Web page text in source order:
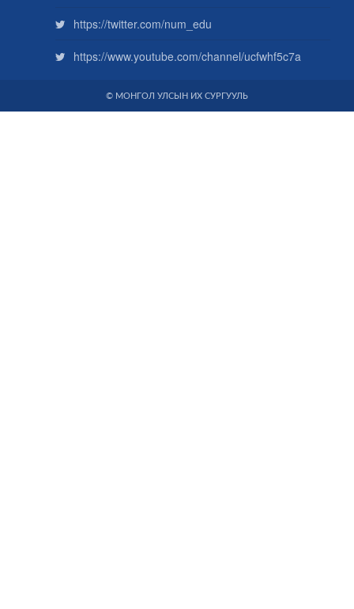
https://twitter.com/num_edu
https://www.youtube.com/channel/ucfwhf5c7a
© МОНГОЛ УЛСЫН ИХ СУРГУУЛЬ